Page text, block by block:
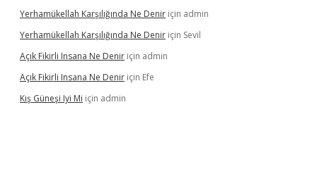
Yerhamükellah Karşılığında Ne Denir için admin
Yerhamükellah Karşılığında Ne Denir için Sevil
Açık Fikirli Insana Ne Denir için admin
Açık Fikirli Insana Ne Denir için Efe
Kış Güneşi Iyi Mi için admin